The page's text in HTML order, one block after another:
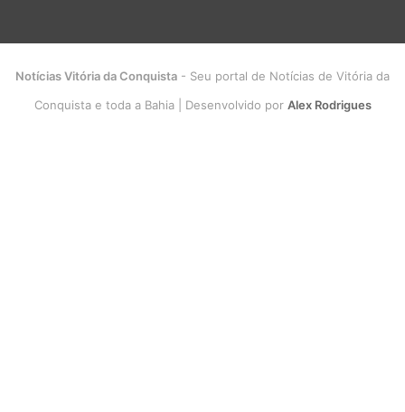
Notícias Vitória da Conquista - Seu portal de Notícias de Vitória da
Conquista e toda a Bahia | Desenvolvido por Alex Rodrigues